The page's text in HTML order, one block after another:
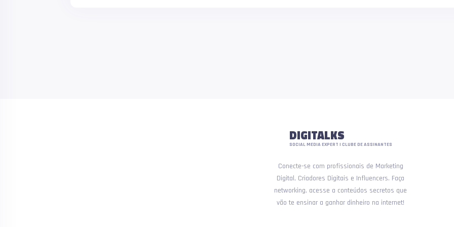
DIGITALKS
SOCIAL MEDIA EXPERT | CLUBE DE ASSINANTES
Conecte-se com profissionais de Marketing
Digital, Criadores Digitais e Influencers. Faça
networking, acesse a conteúdos secretos que
vão te ensinar a ganhar dinheiro na internet!